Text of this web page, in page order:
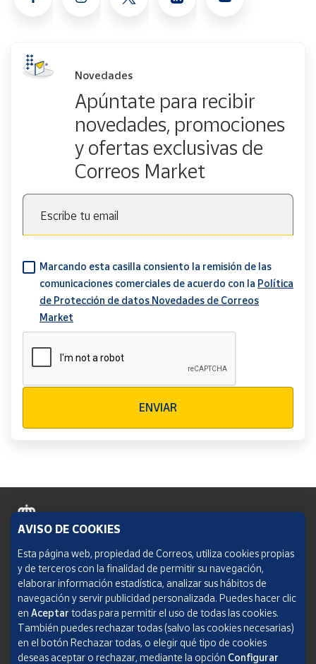
Novedades
Apúntate para recibir
novedades, promociones
y ofertas exclusivas de
Correos Market
Escribe tu email
Marcando esta casilla consiento la remisión de las
comunicaciones comerciales de acuerdo con la Política
de Protección de datos Novedades de Correos
Market
ENVIAR
Política de cookies
Aviso legal
Condiciones del servicio
Política de Privacidad Web
AVISO DE COOKIES
Esta página web, propiedad de Correos, utiliza cookies propias
y de terceros con la finalidad de permitir su navegación,
elaborar información estadística, analizar sus hábitos de
navegación y servir publicidad personalizada. Puedes hacer clic
en Aceptar todas para permitir el uso de todas las cookies.
También puedes rechazar todas (salvo las cookies necesarias)
en el botón Rechazar todas, o elegir qué tipo de cookies
deseas aceptar o rechazar, mediante la opción Configurar